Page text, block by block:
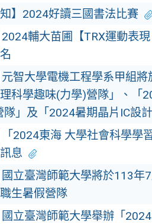
知】2024好讀三國書法比賽
2024輔大苗圃【TRX運動表
元智大學電機工程學系甲組
科學趣味(力學)營隊」、「
隊」及「2024暑期晶片IC設計
「2024東海 大學社會科學學
息
國立臺灣師範大學將於113年
生暑假營隊
國立臺灣師範大學舉辦「